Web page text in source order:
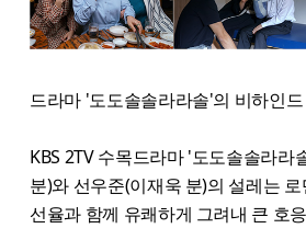
드라마 '도도솔솔라라솔'의 비하인
KBS 2TV 수목드라마 '도도솔솔라라
분)와 선우준(이재욱 분)의 설레는
선율과 함께 유쾌하게 그려내 큰 호